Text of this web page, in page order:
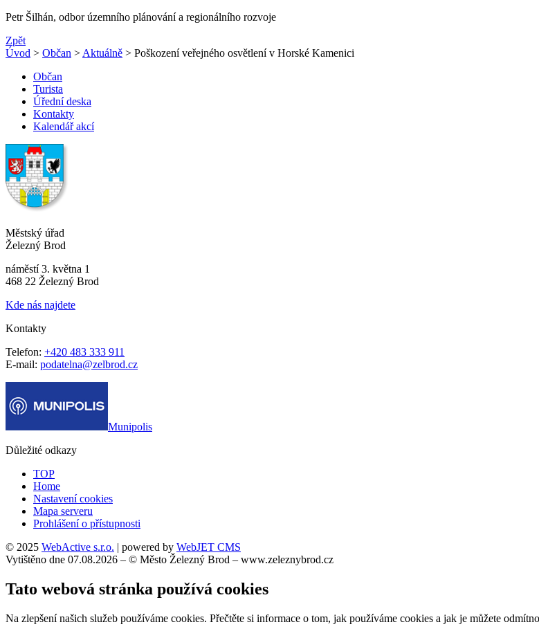
Petr Šilhán, odbor územního plánování a regionálního rozvoje
Zpět
Úvod > Občan > Aktuálně > Poškození veřejného osvětlení v Horské Kamenici
Občan
Turista
Úřední deska
Kontakty
Kalendář akcí
Městský úřad
Železný Brod
náměstí 3. května 1
468 22 Železný Brod
Kde nás najdete
Kontakty
Telefon: +420 483 333 911
E-mail: podatelna@zelbrod.cz
Munipolis
Důležité odkazy
TOP
Home
Nastavení cookies
Mapa serveru
Prohlášení o přístupnosti
© 2025 WebActive s.r.o. | powered by WebJET CMS
Vytištěno dne 07.08.2026 – © Město Železný Brod – www.zeleznybrod.cz
Tato webová stránka používá cookies
Na zlepšení našich služeb používáme cookies. Přečtěte si informace o tom, jak používáme cookies a jak je můžete